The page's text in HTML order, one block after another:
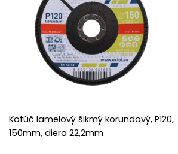
Kotúč lamelový šikmý korundový, P120,
150mm, diera 22,2mm